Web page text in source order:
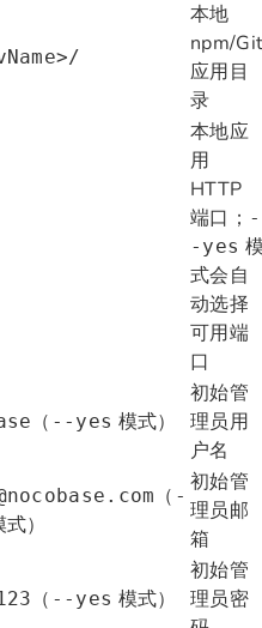
本地
npm/
应用目
录
本地应
用
HTTP
端口； -
-yes
式会自
动选择
可用端
口
（ --yes 模式）
初始管
理员用
户名
（ -
）
初始管
理员邮
箱
（ --yes 模式）
初始管
理员密